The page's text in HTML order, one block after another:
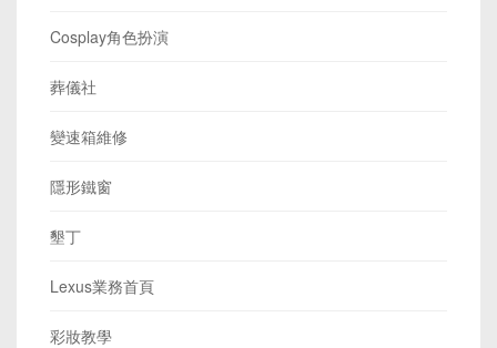
Cosplay角色扮演
葬儀社
變速箱維修
隱形鐵窗
墾丁
Lexus業務首頁
彩妝教學